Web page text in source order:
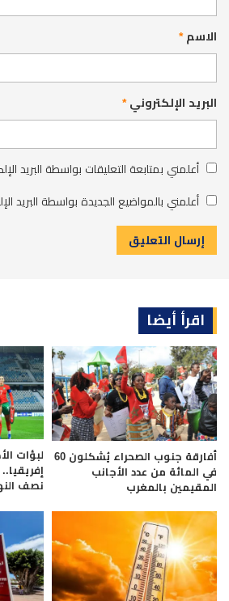
الاسم*
البريد الإلكتروني*
أعلمني بمتابعة التعليقات بواسطة البريد
أعلمني بالمواضيع الجديدة بواسطة البريد
اقرأ أيضا
أفارقة جنوب الصحراء يُشكلون 60
في المائة من عدد الأجانب
المقيمين بالمغرب
لبؤات
نصف